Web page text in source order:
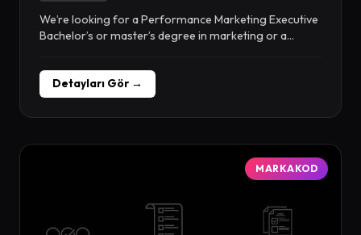
We’re looking for a Performance Marketing Executive
Bachelor’s or master’s degree in marketing or a...
Detayları Gör →
MARKAKOD